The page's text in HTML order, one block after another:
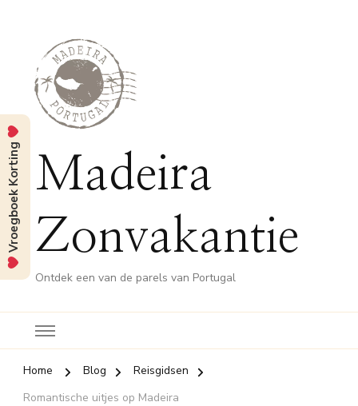
Madeira
Zonvakantie
Ontdek een van de parels van Portugal
Home Blog
Reisgidsen
Romantische uitjes op Madeira
Vroegboek Korting